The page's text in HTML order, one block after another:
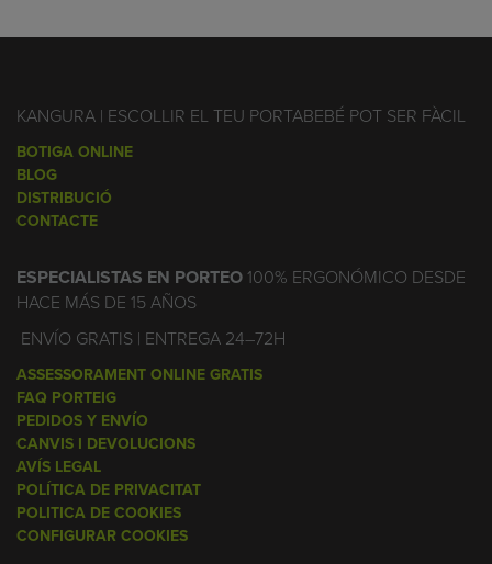
KANGURA | ESCOLLIR EL TEU PORTABEBÉ POT SER FÀCIL
BOTIGA ONLINE
BLOG
DISTRIBUCIÓ
CONTACTE
ESPECIALISTAS EN PORTEO100% ERGONÓMICO DESDE
HACE MÁS DE 15 AÑOS
ENVÍO GRATIS | ENTREGA 24–72H
ASSESSORAMENT ONLINE GRATIS
FAQ PORTEIG
PEDIDOS Y ENVÍO
CANVIS I DEVOLUCIONS
AVÍS LEGAL
POLÍTICA DE PRIVACITAT
POLITICA DE COOKIES
CONFIGURAR COOKIES